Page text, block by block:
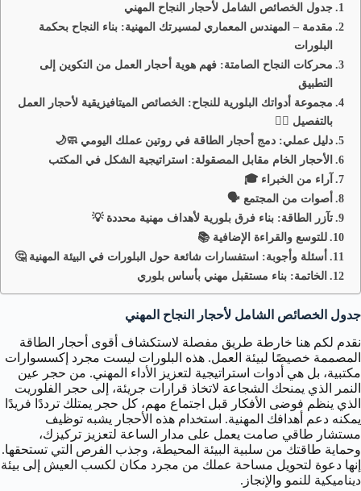
جدول الخصائص الشامل لأحجار النجاح المهني
مقدمة – المهندس المعماري لمسيرتك المهنية: بناء النجاح بحكمة
البلورات
محركات النجاح الصامتة: فهم هوية أحجار العمل من التكوين إلى
التطبيق
مجموعة أدواتك البلورية للنجاح: الخصائص الميتافيزيقية لأحجار العمل
بالتفصيل 🧘‍♂️
دليل عملي: دمج أحجار الطاقة في روتين عملك اليومي 🧼🌙
الأحجار الخام مقابل المصقولة: استراتيجية الشكل في المكتب
آراء من الخبراء 🎓
أصوات من المجتمع 🗣️
تآزر الطاقة: بناء فرق بلورية لأهداف مهنية محددة 💡
للتوسع والقراءة الإضافية 📚
أسئلة وأجوبة: استفسارات شائعة حول البلورات في البيئة المهنية 🤔
الخاتمة: بناء مستقبل مهني بأساس بلوري
جدول الخصائص الشامل لأحجار النجاح المهني
نقدم لكم هنا خارطة طريق مفصلة لاستكشاف أقوى أحجار الطاقة
المصممة خصيصًا لبيئة العمل. هذه البلورات ليست مجرد إكسسوارات
مكتبية، بل هي أدوات استراتيجية لتعزيز الأداء المهني. من حجر عين
النمر الذي يمنحك الشجاعة لاتخاذ قرارات جريئة، إلى حجر الفلوريت
الذي ينظم فوضى الأفكار قبل اجتماع مهم، كل حجر يمتلك ترددًا فريدًا
يمكنه دعم أهدافك المهنية. استخدام هذه الأحجار يشبه توظيف
مستشار طاقي صامت يعمل على مدار الساعة لتعزيز تركيزك،
وحماية طاقتك من سلبية البيئة المحيطة، وجذب الفرص التي تستحقها.
إنها دعوة لتحويل مساحة عملك من مجرد مكان لكسب العيش إلى بيئة
ديناميكية للنمو والإنجاز.